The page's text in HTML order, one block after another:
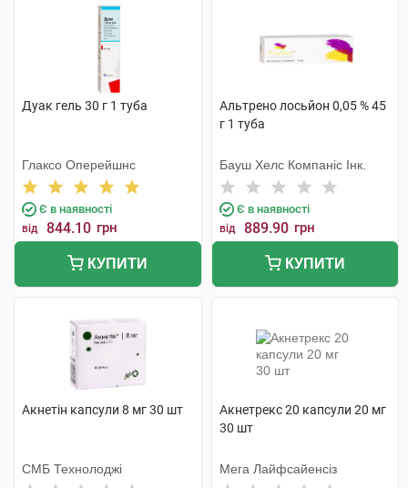
Дуак гель 30 г 1 туба
Глаксо Оперейшнс
Є в наявності
від 844.10 грн
КУПИТИ
Альтрено лосьйон 0,05 % 45
г 1 туба
Бауш Хелс Компаніс Інк.
Є в наявності
від 889.90 грн
КУПИТИ
Акнетін капсули 8 мг 30 шт
СМБ Технолоджі
Акнетрекс 20 капсули 20 мг
30 шт
Мега Лайфсайенсіз